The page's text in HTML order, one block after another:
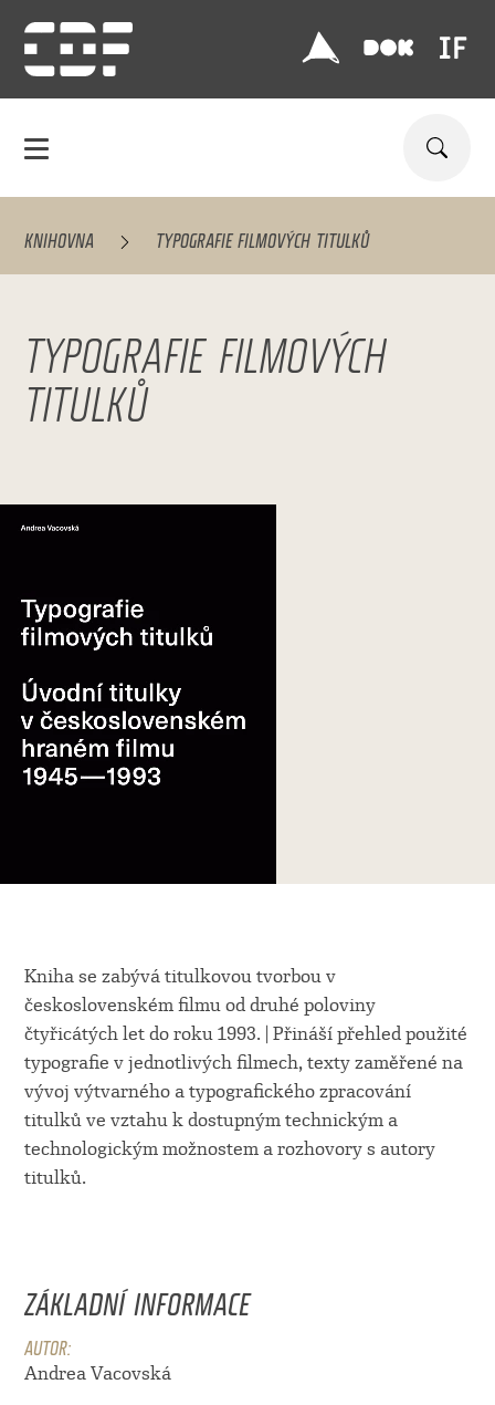
KNIHOVNA TYPOGRAFIE FILMOVÝCH TITULKŮ
TYPOGRAFIE FILMOVÝCH
TITULKŮ
Kniha se zabývá titulkovou tvorbou v
československém filmu od druhé poloviny
čtyřicátých let do roku 1993. | Přináší přehled použité
typografie v jednotlivých filmech, texty zaměřené na
vývoj výtvarného a typografického zpracování
titulků ve vztahu k dostupným technickým a
technologickým možnostem a rozhovory s autory
titulků.
ZÁKLADNÍ INFORMACE
AUTOR:
Andrea Vacovská